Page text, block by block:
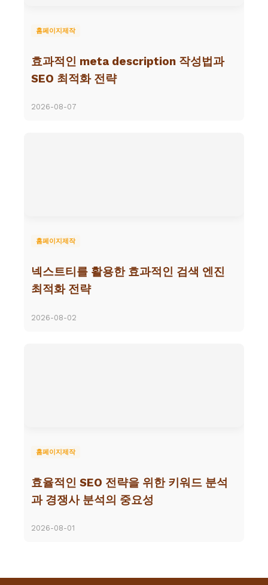
홈페이지제작
효과적인 meta description 작성법과
SEO 최적화 전략
2026-08-07
홈페이지제작
넥스트티를 활용한 효과적인 검색 엔진
최적화 전략
2026-08-02
홈페이지제작
효율적인 SEO 전략을 위한 키워드 분석
과 경쟁사 분석의 중요성
2026-08-01